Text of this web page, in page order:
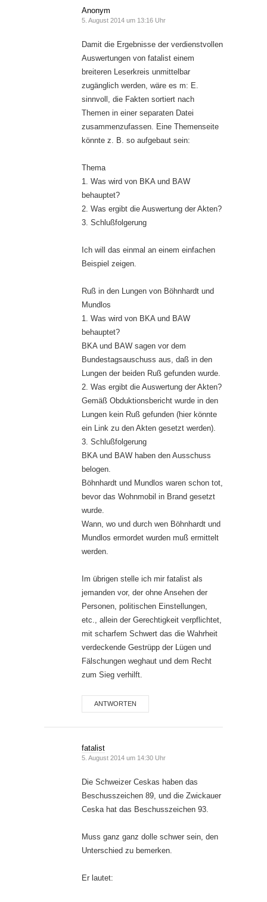
Anonym
5. August 2014 um 13:16 Uhr
Damit die Ergebnisse der verdienstvollen
Auswertungen von fatalist einem
breiteren Leserkreis unmittelbar
zugänglich werden, wäre es m: E.
sinnvoll, die Fakten sortiert nach
Themen in einer separaten Datei
zusammenzufassen. Eine Themenseite
könnte z. B. so aufgebaut sein:
Thema
1. Was wird von BKA und BAW
behauptet?
2. Was ergibt die Auswertung der Akten?
3. Schlußfolgerung
Ich will das einmal an einem einfachen
Beispiel zeigen.
Ruß in den Lungen von Böhnhardt und
Mundlos
1. Was wird von BKA und BAW
behauptet?
BKA und BAW sagen vor dem
Bundestagsauschuss aus, daß in den
Lungen der beiden Ruß gefunden wurde.
2. Was ergibt die Auswertung der Akten?
Gemäß Obduktionsbericht wurde in den
Lungen kein Ruß gefunden (hier könnte
ein Link zu den Akten gesetzt werden).
3. Schlußfolgerung
BKA und BAW haben den Ausschuss
belogen.
Böhnhardt und Mundlos waren schon tot,
bevor das Wohnmobil in Brand gesetzt
wurde.
Wann, wo und durch wen Böhnhardt und
Mundlos ermordet wurden muß ermittelt
werden.
Im übrigen stelle ich mir fatalist als
jemanden vor, der ohne Ansehen der
Personen, politischen Einstellungen,
etc., allein der Gerechtigkeit verpflichtet,
mit scharfem Schwert das die Wahrheit
verdeckende Gestrüpp der Lügen und
Fälschungen weghaut und dem Recht
zum Sieg verhilft.
ANTWORTEN
fatalist
5. August 2014 um 14:30 Uhr
Die Schweizer Ceskas haben das
Beschusszeichen 89, und die Zwickauer
Ceska hat das Beschusszeichen 93.
Muss ganz ganz dolle schwer sein, den
Unterschied zu bemerken.
Er lautet: